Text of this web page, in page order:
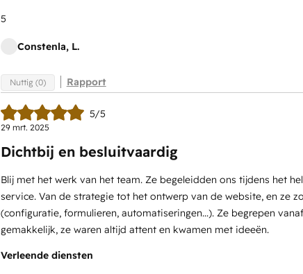
5
Constenla, L.
Nuttig (0) Rapport
5/5
29 mrt. 2025
Dichtbij en besluitvaardig
Blij met het werk van het team. Ze begeleidden ons tijdens het
service. Van de strategie tot het ontwerp van de website, en ze
(configuratie, formulieren, automatiseringen...). Ze begrepen
gemakkelijk, ze waren altijd attent en kwamen met ideeën.
Verleende diensten